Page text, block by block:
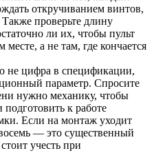
откручиванием винтов,
проверьте длину
ли их, чтобы пульт
месте, а не там, где кончается
не цифра в спецификации,
параметр. Спросите
нужно механику, чтобы
подготовить к работе
Если на монтаж уходит
— это существенный
учесть при